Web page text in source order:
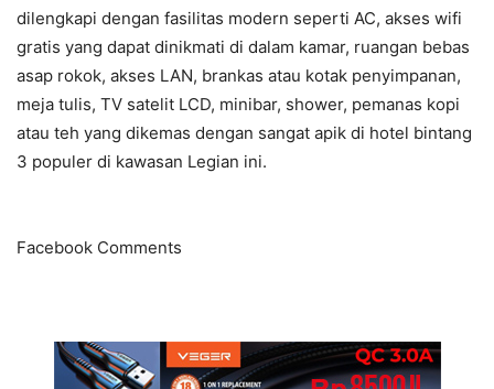
dilengkapi dengan fasilitas modern seperti AC, akses wifi
gratis yang dapat dinikmati di dalam kamar, ruangan bebas
asap rokok, akses LAN, brankas atau kotak penyimpanan,
meja tulis, TV satelit LCD, minibar, shower, pemanas kopi
atau teh yang dikemas dengan sangat apik di hotel bintang
3 populer di kawasan Legian ini.
Facebook Comments